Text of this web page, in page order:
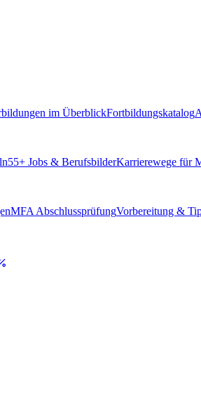
im ÜberblickFortbildungskatalog
55+ Jobs & BerufsbilderKarrierewege für
MFA AbschlussprüfungVorbereitung &